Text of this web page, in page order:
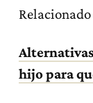
hijo para